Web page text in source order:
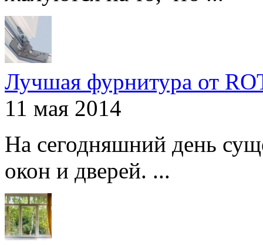
Лучшая фурнитура от
11 мая 2014
На сегодняшний день
окон и дверей. ...